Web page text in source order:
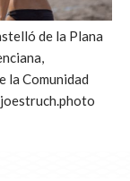
de la Plana
la Comunidad